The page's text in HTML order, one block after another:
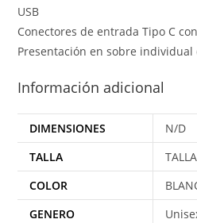
USB
Conectores de entrada Tipo C
Presentación en sobre individual
Información adicional
DIMENSIONES
N/D
TALLA
COLOR
GENERO